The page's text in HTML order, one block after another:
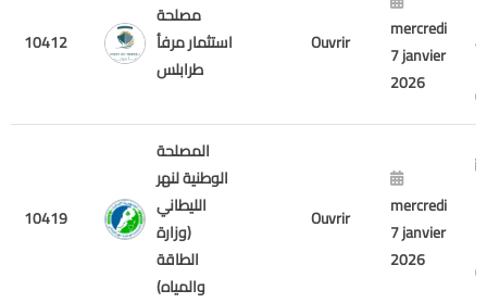
10412
مصلحة
استثمار مرفأ
طرابلس
Ouvrir
mercredi
7 janvier
2026
10419
المصلحة
الوطنية لنهر
الليطاني
(وزارة
الطاقة
والمياه)
Ouvrir
mercredi
7 janvier
2026